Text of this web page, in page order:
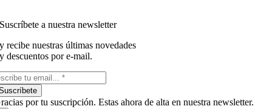
Suscríbete a nuestra newsletter
y recibe nuestras últimas novedades
y descuentos por e-mail.
por tu suscripción. Estas ahora de alta en nuestra newsletter.